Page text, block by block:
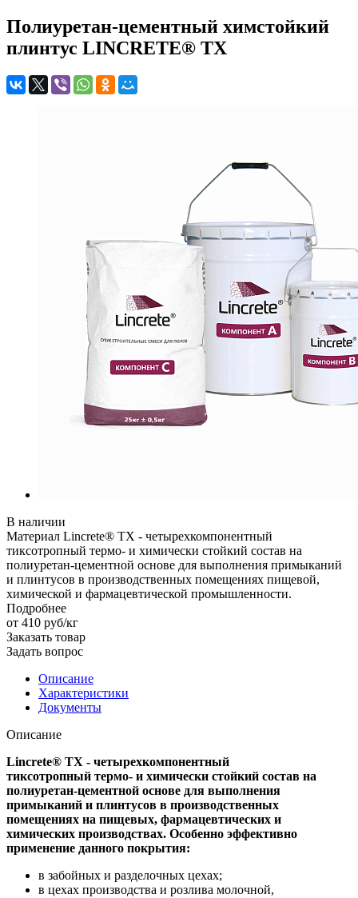
Полиуретан-цементный химстойкий
плинтус LINCRETE® TX
В наличии
Материал Lincrete® TX - четырехкомпонентный
тиксотропный термо- и химически стойкий состав на
полиуретан-цементной основе для выполнения примыканий
и плинтусов в производственных помещениях пищевой,
химической и фармацевтической промышленности.
Подробнее
от 410 руб/кг
Заказать товар
Задать вопрос
Описание
Характеристики
Документы
Описание
Lincrete® TX - четырехкомпонентный
тиксотропный термо- и химически стойкий состав на
полиуретан-цементной основе для выполнения
примыканий и плинтусов в производственных
помещениях на пищевых, фармацевтических и
химических производствах. Особенно эффективно
применение данного покрытия:
в забойных и разделочных цехах;
в цехах производства и розлива молочной,